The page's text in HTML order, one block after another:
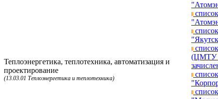
Теплоэнергетика, теплотехника, автоматизация и
проектирование
(13.03.01 Теплоэнергетика и теплотехника)
(ЦМТУ